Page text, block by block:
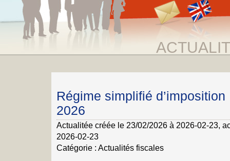
Régime simplifié
2026
Actualitée créée le 23/02/2026 à 2026-02-23,
2026-02-23
Catégorie : Actualités fiscales